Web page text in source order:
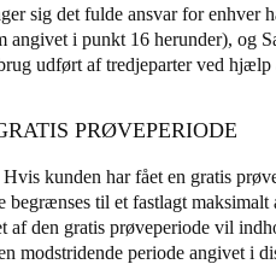
sig det fulde ansvar for enhver
angivet i punkt 16 herunder), og
udført af tredjeparter ved hjælp
PRØVEPERIODE
Hvis kunden har fået en gratis
begrænses til et fastlagt
af den gratis prøveperiode vil
modstridende periode angivet i